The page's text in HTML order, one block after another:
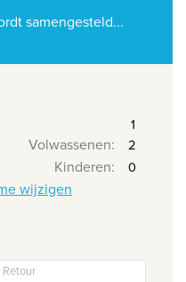
, Travelworld
samengesteld...
Volwassenen:
Kinderen:
wijzigen
Retour